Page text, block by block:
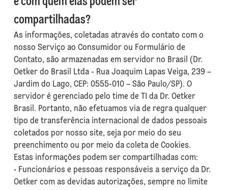
compartilhadas?
As informações, coletadas através do contato com o
nosso Serviço ao Consumidor ou Formulário de
Contato, são armazenadas em servidor no Brasil (Dr.
Oetker do Brasil Ltda - Rua Joaquim Lapas Veiga, 239 –
Jardim do Lago, CEP: 0555-010 – São Paulo/SP). O
servidor é gerenciado pelo time de TI da Dr. Oetker
Brasil. Portanto, não efetuamos via de regra qualquer
tipo de transferência internacional de dados pessoais
coletados por nosso site, seja por meio do seu
preenchimento ou por meio da coleta de Cookies.
Estas informações podem ser compartilhadas com:
• Funcionários e pessoas responsáveis a serviço da Dr.
Oetker com as devidas autorizações, sempre no limite